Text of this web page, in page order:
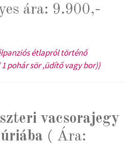
ára: 9.900,-
étlapról történő
pohár sör ,üdítő vagy bor))
vacsorajegy
( Ára: